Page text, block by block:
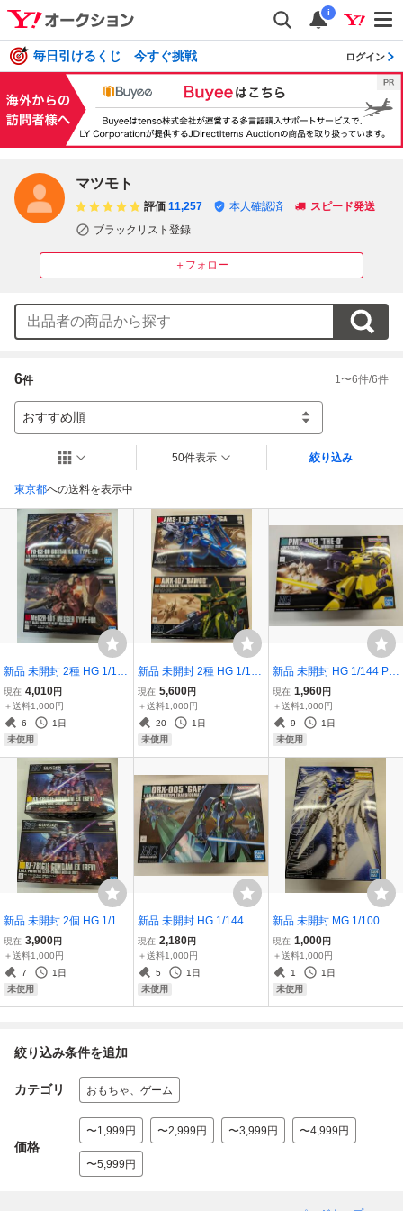
i
毎日引けるくじ 今すぐ挑戦 ログイン
マツモト
＋フォロー
評価 11,257 本人確認済
スピード発送
ブラックリスト登録
6件 1 〜6件/6件
おすすめ順
東京都への送料を表示中
50件表示 絞り込み
新品 未開封 2種 HG 1/144
Me02R-F01メッサーF01
型 FD-03-00 グスタフ・
カール00型
現在 4,010円
＋送料1,000円
6
1日
未使用
新品 未開封 2種 HG 1/144
ギラ・ドーガ（レズン・
シュナイダー専用機）HG
1/144 バウ
現在 5,600円
＋送料1,000円
20
1日
未使用
新品 未開封 HG 1/144 PM
X-003 ジ・オ 機動戦士Z
ガンダム
現在 1,960円
＋送料1,000円
9
1日
未使用
新品 未開封 2個 HG 1/144
ガンダムEX (復讐のレク
イエム)
現在 3,900円
＋送料1,000円
7
1日
未使用
新品 未開封 HG 1/144 OR
X-005 ギャプラン
現在 2,180円
＋送料1,000円
5
1日
未使用
新品 未開封 MG 1/100 XX
XG-00W0 ウィングガンダ
ム ゼロ エンドレスワルツ
版 新機動戦記ガンダムW
エンドレスワルツ
現在 1,000円
＋送料1,000円
1
1日
未使用
絞り込み条件を追加
カテゴリ おもちゃ、ゲーム
価格
〜1,999円 〜2,999円 〜3,999円 〜4,999円
〜5,999円